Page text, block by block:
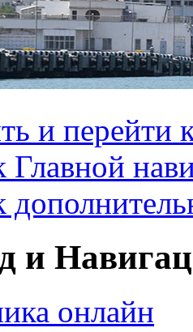
и перейти
Главной
и
онлайн